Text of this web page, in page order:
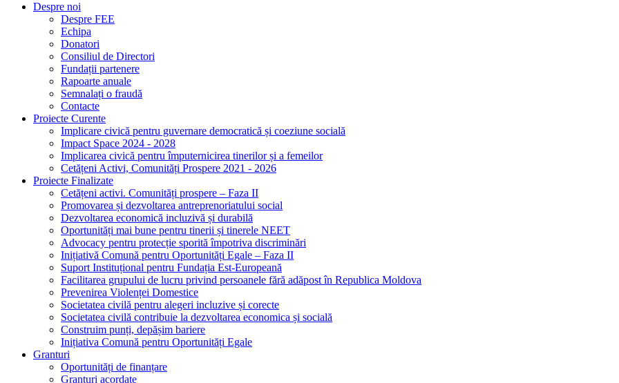
Despre noi
Despre FEE
Echipa
Donatori
Consiliul de Directori
Fundații partenere
Rapoarte anuale
Semnalați o fraudă
Contacte
Proiecte Curente
Implicare civică pentru guvernare democratică și coeziune socială
Impact Space 2024 - 2028
Implicarea civică pentru împuternicirea tinerilor și a femeilor
Cetățeni Activi, Comunități Prospere 2021 - 2026
Proiecte Finalizate
Cetățeni activi. Comunități prospere – Faza II
Promovarea și dezvoltarea antreprenoriatului social
Dezvoltarea economică incluzivă și durabilă
Oportunități mai bune pentru tinerii și tinerele NEET
Advocacy pentru protecție sporită împotriva discriminări
Inițiativă Comună pentru Oportunități Egale – Faza II
Suport Instituțional pentru Fundația Est-Europeană
Facilitarea grupului de lucru privind persoanele fără adăpost în Republica Moldova
Prevenirea Violenței Domestice
Societatea civilă pentru alegeri incluzive și corecte
Societatea civilă contribuie la dezvoltarea economica și socială
Construim punți, depășim bariere
Inițiativa Comună pentru Oportunități Egale
Granturi
Oportunități de finanțare
Granturi acordate